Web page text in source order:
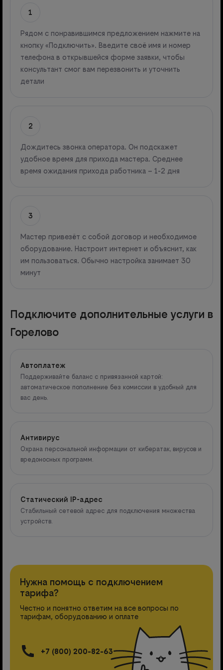
1
Рядом с понравившимся предложением нажмите на
кнопку «Подключить». Введите своё имя и номер
телефона в открывшейся форме заявки, чтобы
консультант смог вам перезвонить и уточнить
детали
2
Дождитесь звонка оператора. Он подскажет
удобное время для прихода мастера. Среднее
время ожидания прихода работника – 1-2 дня
3
Мастер привезёт с собой договор и необходимое
оборудование. Настроит интернет и объяснит, как
им пользоваться. Обычно настройка занимает 30
минут
Подключите дополнительные услуги в
Горелово
Автоплатеж
Поддерживайте баланс с привязанной картой:
автоматическое пополнение без комиссии в удобный для
вас день.
Антивирус
Охрана персональной информации от кибератак, вирусов и
вредоносных программ.
Статический IP-адрес
Стабильный сетевой адрес для подключения множества
устройств.
Нужна помощь с подключением
тарифа?
Честно и понятно ответим на все вопросы по
тарифам, оборудованию и оплате
+7 (800) 200-82-63